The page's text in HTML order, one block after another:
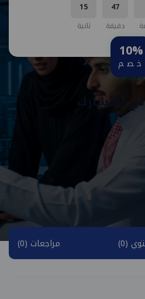
47
دقيقة
15
ثانية
10%
خصم
المشارك
(0) مراجعات (0)